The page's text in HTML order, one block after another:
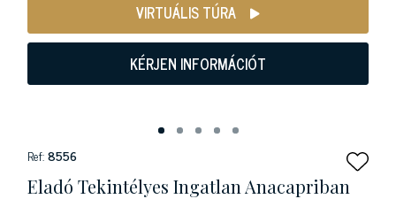
VIRTUÁLIS TÚRA
KÉRJEN INFORMÁCIÓT
Ref:8556
Eladó Tekintélyes Ingatlan Anacapriban